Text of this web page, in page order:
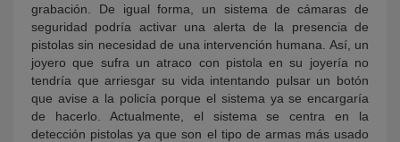
grabación. De igual forma, un sistema de cámaras de
seguridad podría activar una alerta de la presencia de
pistolas sin necesidad de una intervención humana. Así, un
joyero que sufra un atraco con pistola en su joyería no
tendría que arriesgar su vida intentando pulsar un botón
que avise a la policía porque el sistema ya se encargaría
de hacerlo. Actualmente, el sistema se centra en la
detección pistolas ya que son el tipo de armas más usado